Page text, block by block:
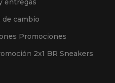
entregas
de cambio
Promociones
2x1 BR Sneakers